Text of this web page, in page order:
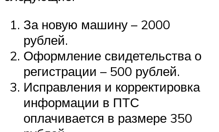
За новую машину – 2000
рублей.
Оформление свидетельства о
регистрации – 500 рублей.
Исправления и корректировка
информации в ПТС
оплачивается в размере 350